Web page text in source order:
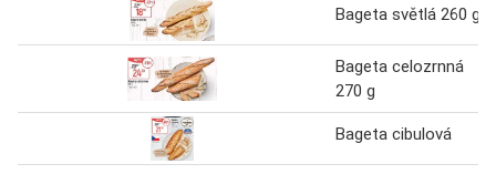
Bageta světlá 260 g
Bageta celozrnná
270 g
Bageta cibulová